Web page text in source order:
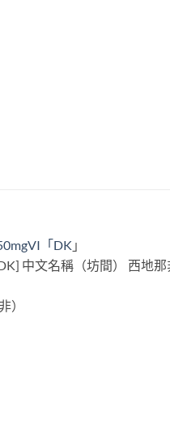
「DK 」
中文名稱（坊間） 西地那
）